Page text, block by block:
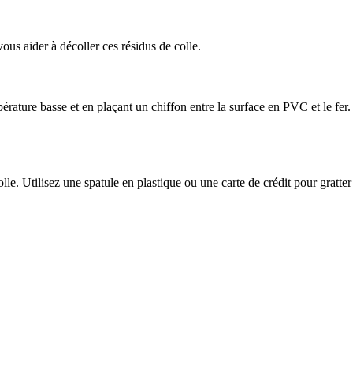
aider à décoller ces résidus de colle.
basse et en plaçant un chiffon entre la surface en PVC et le fer.
Utilisez une spatule en plastique ou une carte de crédit pour gratter